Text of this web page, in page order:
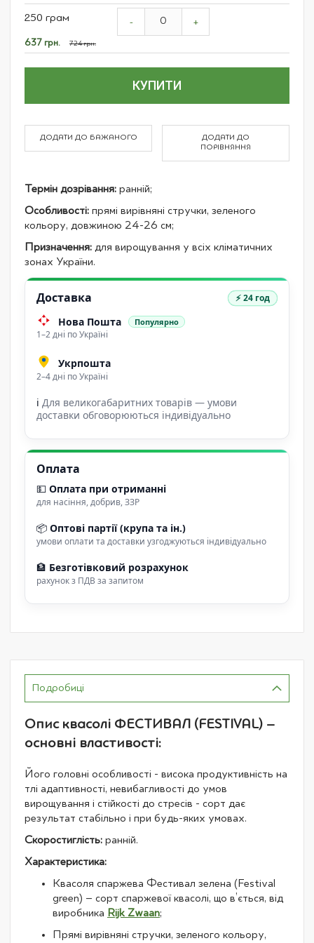
product
250 грам
Спеціальна
ціна
637 грн. 724 грн.
- +
КУПИТИ
ДОДАТИ ДО БАЖАНОГО
ДОДАТИ ДО
ПОРІВНЯННЯ
Термін дозрівання: ранній;
Особливості: прямі вирівняні стручки, зеленого
кольору, довжиною 24-26 см;
Призначення: для вирощування у всіх кліматичних
зонах України.
Доставка ⚡ 24 год
Нова Пошта Популярно
1–2 дні по Україні
Укрпошта
2–4 дні по Україні
ℹ Для великогабаритних товарів — умови
доставки обговорюються індивідуально
Оплата
💵 Оплата при отриманні
для насіння, добрив, ЗЗР
📦 Оптові партії (крупа та ін.)
умови оплати та доставки узгоджуються індивідуально
🏦 Безготівковий розрахунок
рахунок з ПДВ за запитом
Подробиці
Опис квасолі ФЕСТИВАЛ (FESTIVAL) –
основні властивості:
Його головні особливості - висока продуктивність на
тлі адаптивності, невибагливості до умов
вирощування і стійкості до стресів - сорт дає
результат стабільно і при будь-яких умовах.
Скоростиглість: ранній.
Характеристика:
Квасоля спаржева Фестивал зелена (Festival
green) – сорт спаржевої квасолі, що в’ється, від
виробника Rijk Zwaan;
Прямі вирівняні стручки, зеленого кольору,